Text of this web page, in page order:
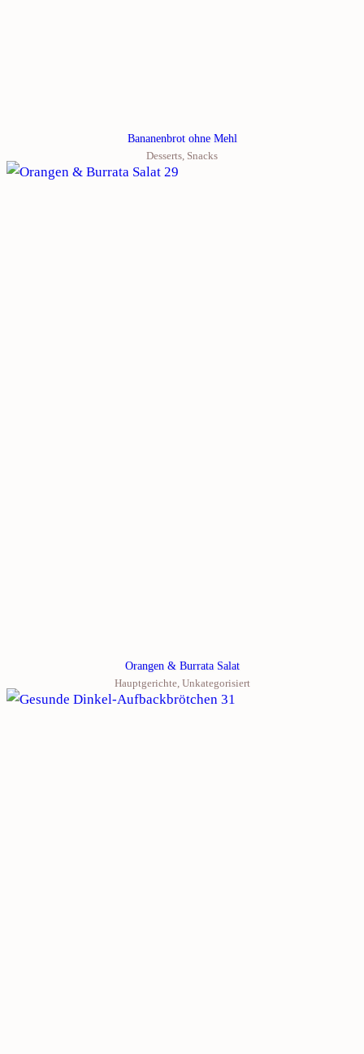
Bananenbrot ohne Mehl
Desserts Snacks
Orangen & Burrata Salat
Hauptgerichte, Unkategorisiert